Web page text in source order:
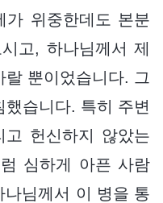
위중한데도 본분
고, 하나님께서 제
뿐이었습니다. 그
습니다. 특히 주변
고 헌신하지 않았는
심하게 아픈 사람
님께서 이 병을 통